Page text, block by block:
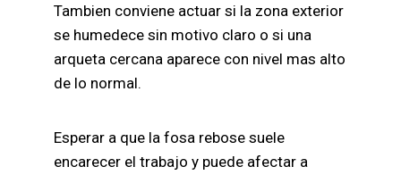
Tambien conviene actuar si la zona exterior
se humedece sin motivo claro o si una
arqueta cercana aparece con nivel mas alto
de lo normal.
Esperar a que la fosa rebose suele
encarecer el trabajo y puede afectar a